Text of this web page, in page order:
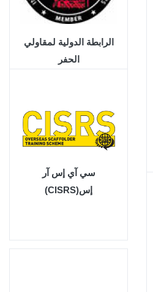
الرابطة الدولية لمقاولي
الحفر
سي آي إس آر
إس(CISRS)